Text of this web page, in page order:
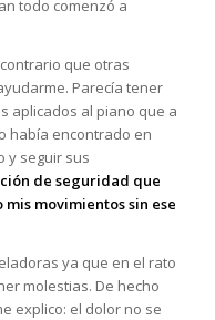
todo comenzó a
que otras
Parecía tener
aplicados al piano que a
había encontrado en
y seguir sus
de seguridad que
movimientos sin ese
ya que en el rato
molestias. De hecho
explico: el dolor no se